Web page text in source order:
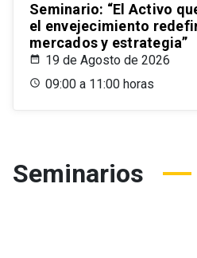
Seminario: “El Activo
el envejecimiento
mercados y estrategia”
19 de Agosto de 2026
09:00 a 11:00 horas
Seminarios